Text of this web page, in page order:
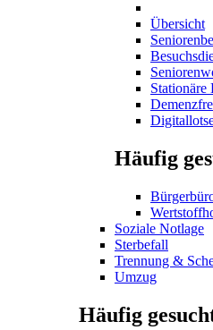
Übersicht
Stationäre
Häufig
Soziale Notlage
Sterbefall
Trennung &
Umzug
Häufig